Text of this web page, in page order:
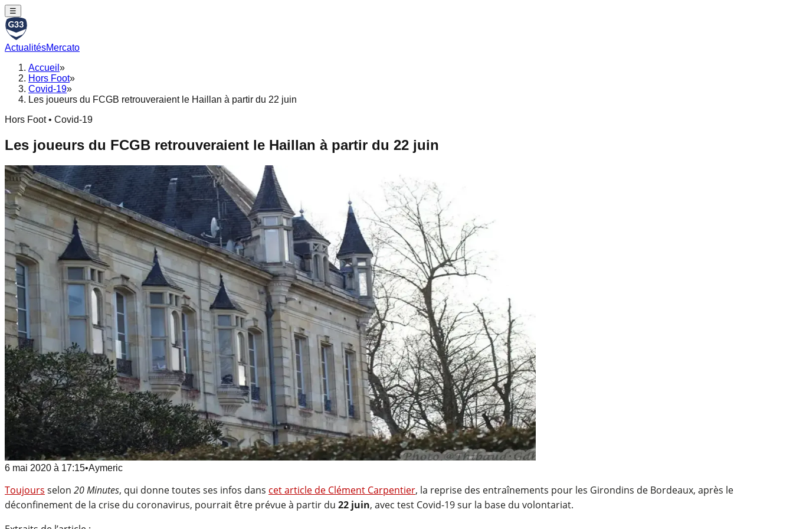
☰
ActualitésMercato
Accueil »
Hors Foot»
Covid-19»
Les joueurs du FCGB retrouveraient le Haillan à partir du 22 juin
Hors Foot • Covid-19
Les joueurs du FCGB retrouveraient le Haillan à partir du 22 juin
6 mai 2020 à 17:15•Aymeric
Toujours selon 20 Minutes, qui donne toutes ses infos dans cet article de Clément Carpentier, la reprise des entraînements pour les Girondins de Bordeaux, après le
déconfinement de la crise du coronavirus, pourrait être prévue à partir du 22 juin, avec test Covid-19 sur la base du volontariat.